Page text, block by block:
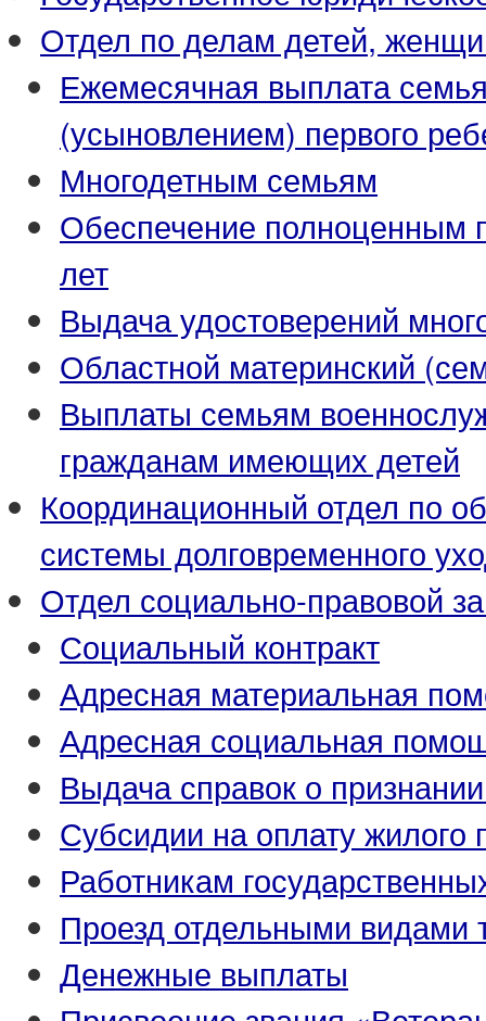
Отдел по делам детей,
Ежемесячная выплата
(усыновлением) первого
Многодетным семьям
Обеспечение полноценным
лет
Выдача удостоверений
Областной материнский
Выплаты семьям
гражданам имеющих детей
Координационный отдел по
системы долговременного
Отдел социально-правовой
Социальный контракт
Адресная материальная
Адресная социальная
Выдача справок о
Субсидии на оплату
Работникам
Проезд отдельными видами
Денежные выплаты